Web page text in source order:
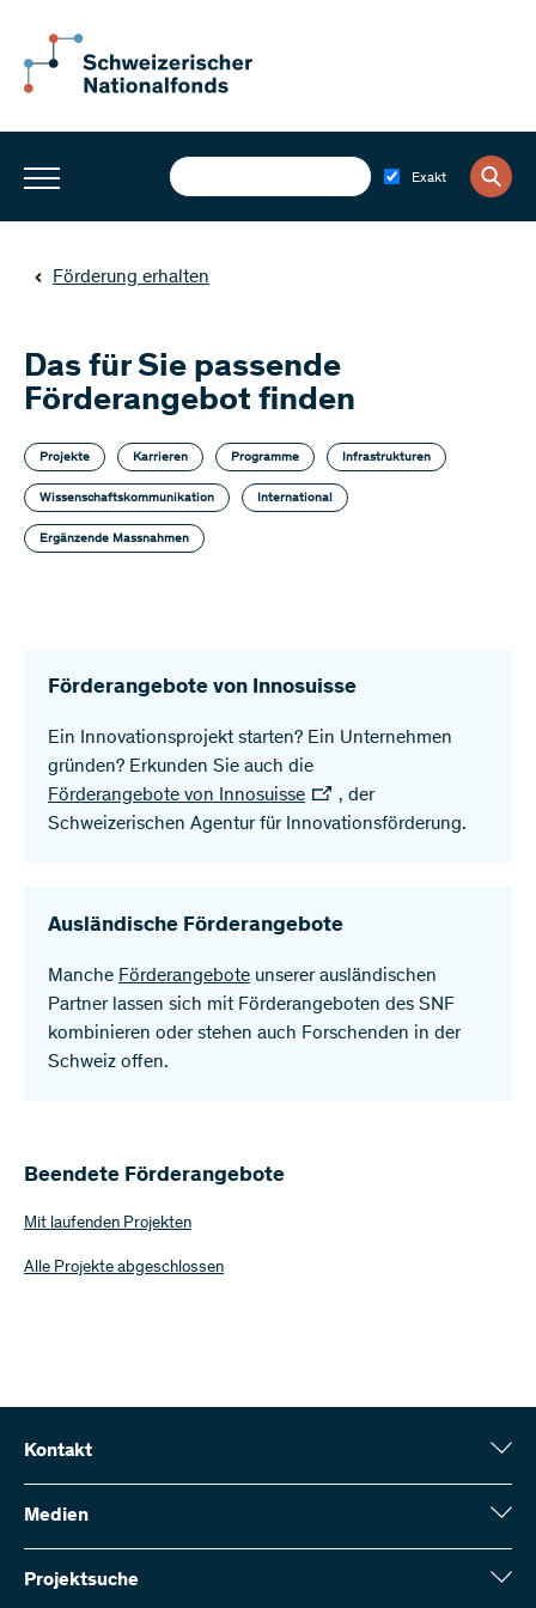
Exakt
Förderung erhalten
Das für Sie passende
Förderangebot finden
Projekte Karrieren Programme Infrastrukturen
Wissenschaftskommunikation International
Ergänzende Massnahmen
Förderangebote von Innosuisse
Ein Innovationsprojekt starten? Ein Unternehmen
gründen? Erkunden Sie auch die
Förderangebote von Innosuisse
, der
Schweizerischen Agentur für Innovationsförderung.
Ausländische Förderangebote
Manche Förderangebote unserer ausländischen
Partner lassen sich mit Förderangeboten des SNF
kombinieren oder stehen auch Forschenden in der
Schweiz offen.
Beendete Förderangebote
Mit laufenden Projekten
Alle Projekte abgeschlossen
Kontakt
Schweizerischer Nationalfonds (SNF)
Wildhainweg 3
Kontakt aufnehmen
Medien
Medienauskünfte
Jahresbericht
Projektsuche